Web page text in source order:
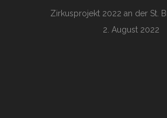
Zirkusprojekt 2022 an der St.
2. August 2022